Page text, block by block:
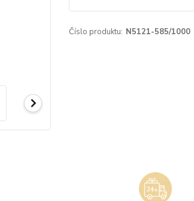
Číslo produktu: N5121-585/1000